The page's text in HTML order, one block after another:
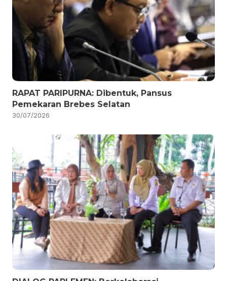
RAPAT PARIPURNA: Dibentuk, Pansus
Pemekaran Brebes Selatan
30/07/2026